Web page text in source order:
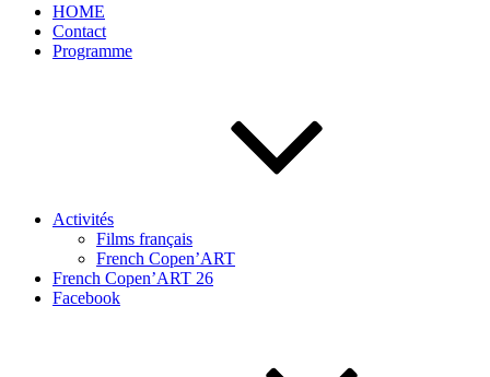
HOME
Contact
Programme
Activités
Films français
French Copen’ART
French Copen’ART 26
Facebook